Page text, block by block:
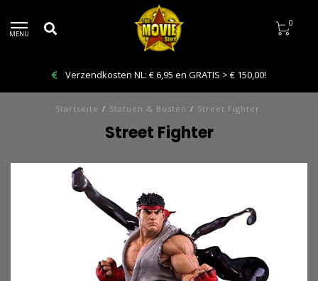
MENU
0
Bestelling VANDAAG afhalen: Kies Click &
Startseite / Statuen & Büsten / Street Fighter
Street Fighter